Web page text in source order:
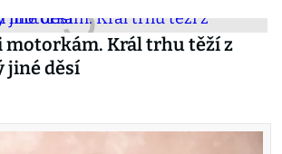
motorkám. Král trhu těží z
jiné děsí